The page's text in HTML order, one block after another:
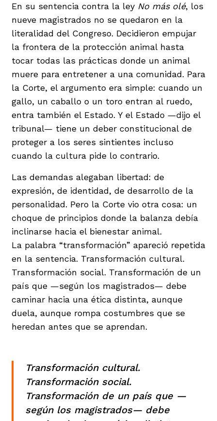
En su sentencia contra la ley No más olé, los
nueve magistrados no se quedaron en la
literalidad del Congreso. Decidieron empujar
la frontera de la protección animal hasta
tocar todas las prácticas donde un animal
muere para entretener a una comunidad. Para
la Corte, el argumento era simple: cuando un
gallo, un caballo o un toro entran al ruedo,
entra también el Estado. Y el Estado —dijo el
tribunal— tiene un deber constitucional de
proteger a los seres sintientes incluso
cuando la cultura pide lo contrario.
Las demandas alegaban libertad: de
expresión, de identidad, de desarrollo de la
personalidad. Pero la Corte vio otra cosa: un
choque de principios donde la balanza debía
inclinarse hacia el bienestar animal.
La palabra “transformación” apareció repetida
en la sentencia. Transformación cultural.
Transformación social. Transformación de un
país que —según los magistrados— debe
caminar hacia una ética distinta, aunque
duela, aunque rompa costumbres que se
heredan antes que se aprendan.
Transformación cultural.
Transformación social.
Transformación de un país que —
según los magistrados— debe